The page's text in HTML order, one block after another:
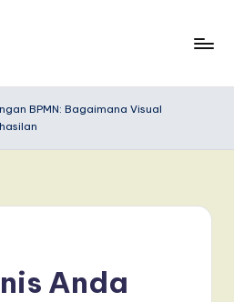
BPMN: Bagaimana Visual
Anda